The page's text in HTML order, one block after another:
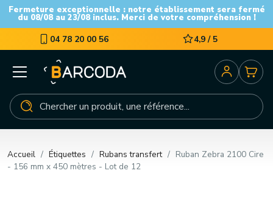
Fermeture exceptionnelle : notre établissement sera fermé
du 08/08 au 23/08 inclus. Merci de votre compréhension !
04 78 20 00 56 4,9 / 5
Accueil Étiquettes Rubans transfert
Ruban Zebra 2100 Cire
- 156 mm x 450 mètres - Lot de 12